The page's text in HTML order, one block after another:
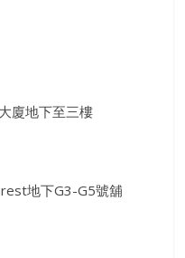
廈地下至三樓
地下G3-G5號舖